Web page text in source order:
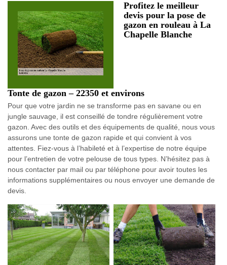
Profitez le meilleur
devis pour la pose de
gazon en rouleau à La
Chapelle Blanche
Tonte de gazon – 22350 et environs
Pour que votre jardin ne se transforme pas en savane ou en
jungle sauvage, il est conseillé de tondre régulièrement votre
gazon. Avec des outils et des équipements de qualité, nous vous
assurons une tonte de gazon rapide et qui convient à vos
attentes. Fiez-vous à l’habileté et à l’expertise de notre équipe
pour l’entretien de votre pelouse de tous types. N’hésitez pas à
nous contacter par mail ou par téléphone pour avoir toutes les
informations supplémentaires ou nous envoyer une demande de
devis.